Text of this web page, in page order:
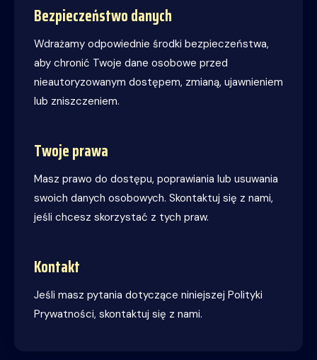
Bezpieczeństwo danych
Wdrażamy odpowiednie środki bezpieczeństwa,
aby chronić Twoje dane osobowe przed
nieautoryzowanym dostępem, zmianą, ujawnieniem
lub zniszczeniem.
Twoje prawa
Masz prawo do dostępu, poprawiania lub usuwania
swoich danych osobowych. Skontaktuj się z nami,
jeśli chcesz skorzystać z tych praw.
Kontakt
Jeśli masz pytania dotyczące niniejszej Polityki
Prywatności, skontaktuj się z nami.